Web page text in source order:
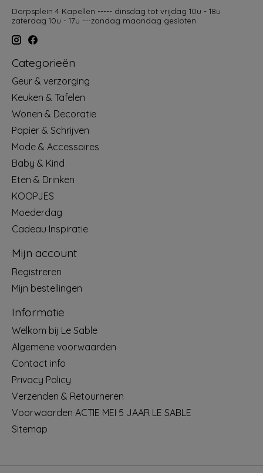
Dorpsplein 4 Kapellen ----- dinsdag tot vrijdag 10u - 18u
zaterdag 10u - 17u ---zondag maandag gesloten
Categorieën
Geur & verzorging
Keuken & Tafelen
Wonen & Decoratie
Papier & Schrijven
Mode & Accessoires
Baby & Kind
Eten & Drinken
KOOPJES
Moederdag
Cadeau Inspiratie
Mijn account
Registreren
Mijn bestellingen
Informatie
Welkom bij Le Sable
Algemene voorwaarden
Contact info
Privacy Policy
Verzenden & Retourneren
Voorwaarden ACTIE MEI 5 JAAR LE SABLE
Sitemap